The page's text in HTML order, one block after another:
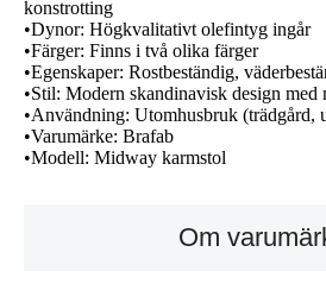
Om
konstrotting
•Dynor: Högkvalitativt olefintyg ingår
•Färger: Finns i två olika färger
•Egenskaper: Rostbeständig,
•Stil: Modern skandinavisk design med
•Användning: Utomhusbruk (trädgård,
•Varumärke: Brafab
•Modell: Midway karmstol